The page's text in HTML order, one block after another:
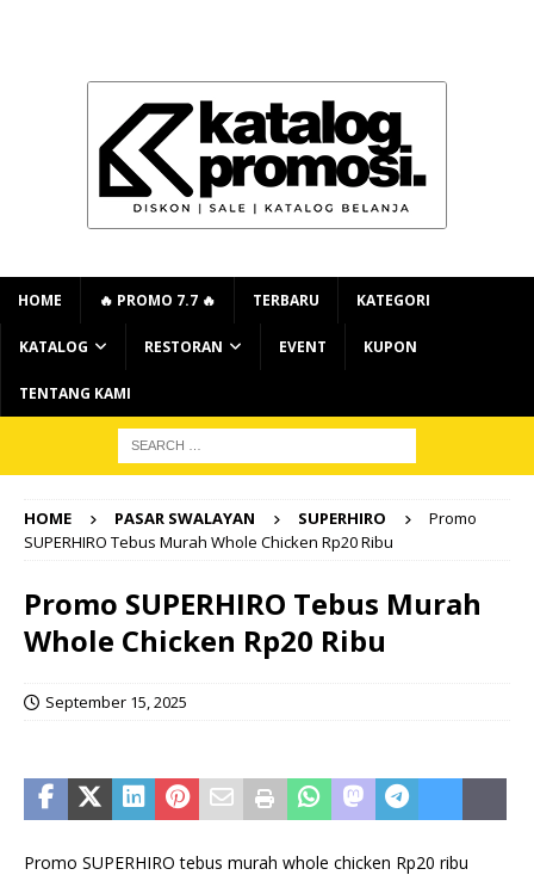
HOME 🔥 PROMO 7.7 🔥 TERBARU KATEGORI
KATALOG RESTORAN EVENT KUPON
TENTANG KAMI
HOME PASAR SWALAYAN SUPERHIRO
Promo
SUPERHIRO Tebus Murah Whole Chicken Rp20 Ribu
Promo SUPERHIRO Tebus Murah
Whole Chicken Rp20 Ribu
September 15, 2025
Promo SUPERHIRO tebus murah whole chicken Rp20 ribu